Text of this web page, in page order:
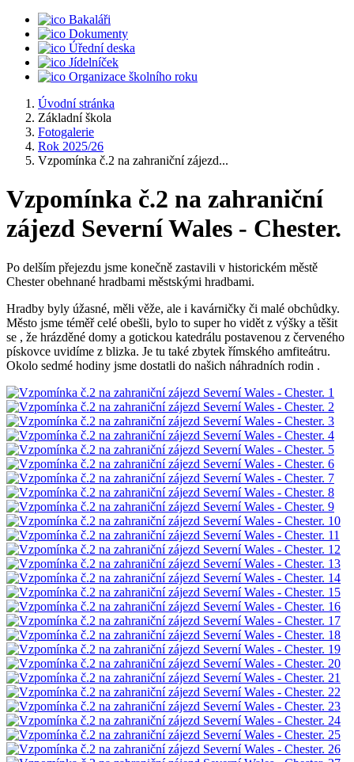
Bakaláři
Dokumenty
Úřední deska
Jídelníček
Organizace školního roku
Úvodní stránka
Základní škola
Fotogalerie
Rok 2025/26
Vzpomínka č.2 na zahraniční zájezd...
Vzpomínka č.2 na zahraniční
zájezd Severní Wales - Chester.
Po delším přejezdu jsme konečně zastavili v historickém městě
Chester obehnané hradbami městskými hradbami.
Hradby byly úžasné, měli věže, ale i kavárničky či malé obchůdky.
Město jsme téměř celé obešli, bylo to super ho vidět z výšky a těšit
se , že hrázděné domy a gotickou katedrálu postavenou z červeného
pískovce uvidíme z blizka. Je tu také zbytek římského amfiteátru.
Okolo sedmé hodiny jsme dostatli do našich náhradních rodin .